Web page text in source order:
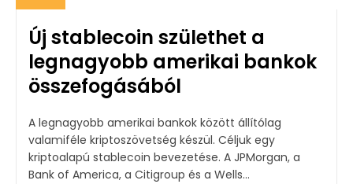
Új stablecoin születhet a
legnagyobb amerikai bankok
összefogásából
A legnagyobb amerikai bankok között állítólag
valamiféle kriptoszövetség készül. Céljuk egy
kriptoalapú stablecoin bevezetése. A JPMorgan, a
Bank of America, a Citigroup és a Wells...